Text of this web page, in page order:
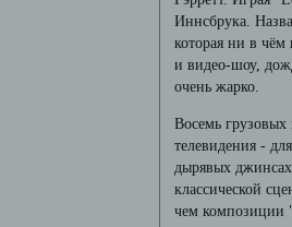
Иннсбрука.
которая ни в
и видео-шоу,
очень жарко.
Восемь
телевидения -
дырявых
классической
чем композиции